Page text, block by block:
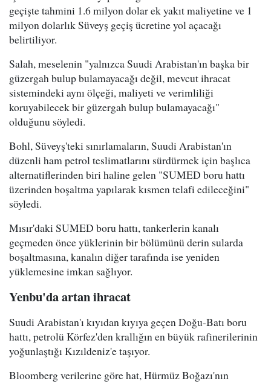
geçişte tahmini 1.6 milyon dolar ek yakıt maliyetine ve 1
milyon dolarlık Süveyş geçiş ücretine yol açacağı
belirtiliyor.
Salah, meselenin "yalnızca Suudi Arabistan'ın başka bir
güzergah bulup bulamayacağı değil, mevcut ihracat
sistemindeki aynı ölçeği, maliyeti ve verimliliği
koruyabilecek bir güzergah bulup bulamayacağı"
olduğunu söyledi.
Bohl, Süveyş'teki sınırlamaların, Suudi Arabistan'ın
düzenli ham petrol teslimatlarını sürdürmek için başlıca
alternatiflerinden biri haline gelen "SUMED boru hattı
üzerinden boşaltma yapılarak kısmen telafi edileceğini"
söyledi.
Mısır'daki SUMED boru hattı, tankerlerin kanalı
geçmeden önce yüklerinin bir bölümünü derin sularda
boşaltmasına, kanalın diğer tarafında ise yeniden
yüklemesine imkan sağlıyor.
Yenbu'da artan ihracat
Suudi Arabistan'ı kıyıdan kıyıya geçen Doğu-Batı boru
hattı, petrolü Körfez'den krallığın en büyük rafinerilerinin
yoğunlaştığı Kızıldeniz'e taşıyor.
Bloomberg verilerine göre hat, Hürmüz Boğazı'nın